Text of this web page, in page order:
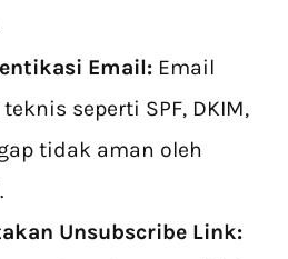
Email: Email
seperti SPF, DKIM,
tidak aman oleh
Unsubscribe Link: